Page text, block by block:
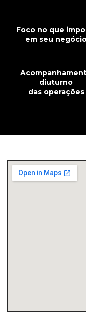
Foco no que
em seu negócio
diuturno
das operações